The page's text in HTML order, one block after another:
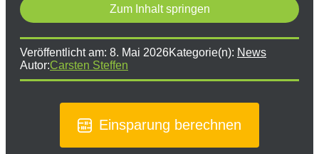
Zum Inhalt springen
Veröffentlicht am: 8. Mai 2026Kategorie(n): News
Autor:Carsten Steffen
Einsparung berechnen